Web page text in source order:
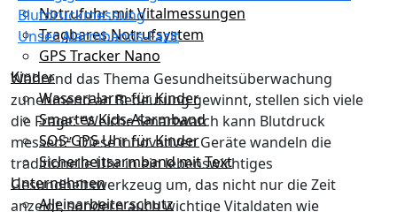
Notrufuhr mit Vitalmessungen
Tragbares Notrufsystem
GPS Tracker Nano
Kinder
Wasseralarm für Kinder
Smartes Kids-Alarmband
SOS-GPS Uhr für Kinder
Sicherheitsarmband mit Text
Unternehmen
Alleinarbeiterschutz
Blutdruckmessung
Unser Alarmbands-Fazit
Während das Thema Gesundheitsüberwachung
zunehmend an Bedeutung gewinnt, stellen sich viele
die Frage: “Welche Smartwatch kann Blutdruck
messen?” Diese innovativen Geräte wandeln die
traditionelle Uhr in ein lebenswichtiges
Gesundheitswerkzeug um, das nicht nur die Zeit
anzeigt, sondern auch wichtige Vitaldaten wie